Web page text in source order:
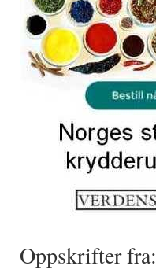
Oppskrifter fra: